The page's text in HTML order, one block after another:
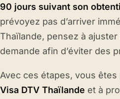
90 jours suivant son
prévoyez pas d’arriver
Thaïlande, pensez à
demande afin d’éviter des
Avec ces étapes, vous
Visa DTV Thaïlande et à